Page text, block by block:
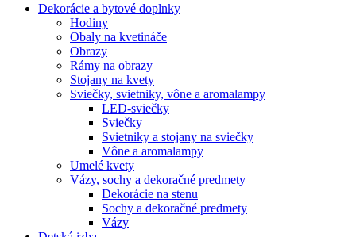
Dekorácie a bytové doplnky
Hodiny
Obaly na kvetináče
Obrazy
Rámy na obrazy
Stojany na kvety
Sviečky, svietniky, vône a aromalampy
LED-sviečky
Sviečky
Svietniky a stojany na sviečky
Vône a aromalampy
Umelé kvety
Vázy, sochy a dekoračné predmety
Dekorácie na stenu
Sochy a dekoračné predmety
Vázy